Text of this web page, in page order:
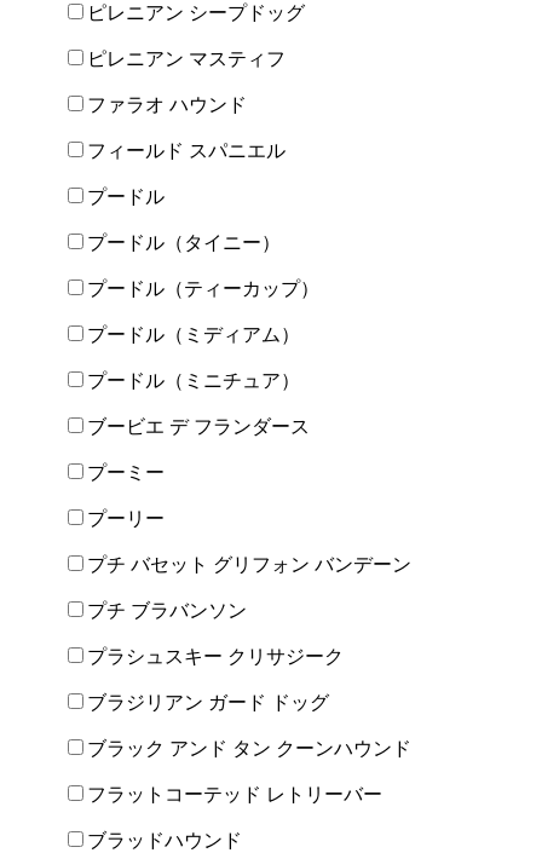
ピレニアン シープドッグ
ピレニアン マスティフ
ファラオ ハウンド
フィールド スパニエル
プードル
プードル（タイニー）
プードル（ティーカップ）
プードル（ミディアム）
プードル（ミニチュア）
ブービエ デ フランダース
プーミー
プーリー
プチ バセット グリフォン バンデーン
プチ ブラバンソン
プラシュスキー クリサジーク
ブラジリアン ガード ドッグ
ブラック アンド タン クーンハウンド
フラットコーテッド レトリーバー
ブラッドハウンド